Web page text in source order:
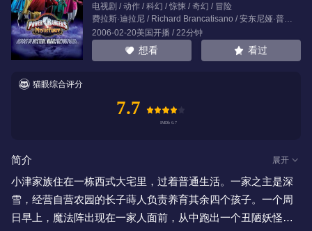
电视剧 / 动作 / 科幻 / 惊悚 / 奇幻 / 冒险
费拉斯·迪拉尼/ Richard Brancatisano /安东尼娅·普雷布尔
2006-02-20美国开播 / 22分钟
想看 看过
猫眼综合评分
7.7
简介 展开
小津家族住在一栋西式大宅里，过着普通生活。一家之主是深
雪，经营自营农园的长子蒔人负责养育其余四个孩子。一个周
日早上，魔法阵出现在一家人面前，从中跑出一个丑陋妖怪。